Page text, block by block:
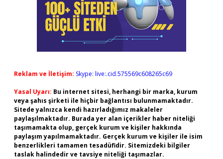
Reklam ve İletişim: Skype: live:.cid.575569c608265c69
Yasal Uyarı: Bu internet sitesi, herhangi bir marka, kurum
veya şahıs şirketi ile hiçbir bağlantısı bulunmamaktadır.
Sitede yalnızca kendi hazırladığımız makaleler
paylaşılmaktadır. Burada yer alan içerikler haber niteliği
taşımamakta olup, gerçek kurum ve kişiler hakkında
paylaşım yapılmamaktadır. Gerçek kurum ve kişiler ile isim
benzerlikleri tamamen tesadüfidir. Sitemizdeki bilgiler
taslak halindedir ve tavsiye niteliği taşımazlar.